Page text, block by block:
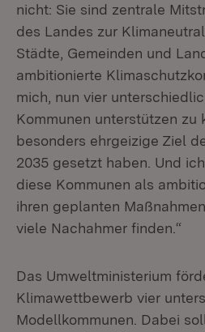
nicht: Sie sind zentrale
des Landes zur
Städte, Gemeinden und
ambitionierte
mich, nun vier
Kommunen unterstützen zu
besonders ehrgeizige Ziel
2035 gesetzt haben. Und
diese Kommunen als
ihren geplanten
viele Nachahmer finden.“
Das Umweltministerium
Klimawettbewerb vier
Modellkommunen. Dabei